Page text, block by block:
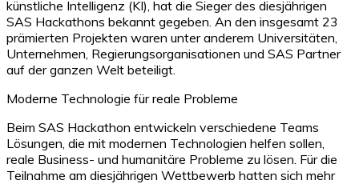
künstliche Intelligenz (KI), hat die Sieger des diesjährigen
SAS Hackathons bekannt gegeben. An den insgesamt 23
prämierten Projekten waren unter anderem Universitäten,
Unternehmen, Regierungsorganisationen und SAS Partner
auf der ganzen Welt beteiligt.
Moderne Technologie für reale Probleme
Beim SAS Hackathon entwickeln verschiedene Teams
Lösungen, die mit modernen Technologien helfen sollen,
reale Business- und humanitäre Probleme zu lösen. Für die
Teilnahme am diesjährigen Wettbewerb hatten sich mehr